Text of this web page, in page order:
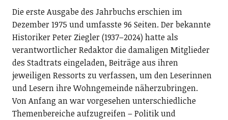
Die erste Ausgabe des Jahrbuchs erschien im
Dezember 1975 und umfasste 96 Seiten. Der bekannte
Historiker Peter Ziegler (1937–2024) hatte als
verantwortlicher Redaktor die damaligen Mitglieder
des Stadtrats eingeladen, Beiträge aus ihren
jeweiligen Ressorts zu verfassen, um den Leserinnen
und Lesern ihre Wohngemeinde näherzubringen.
Von Anfang an war vorgesehen unterschiedliche
Themenbereiche aufzugreifen – Politik und